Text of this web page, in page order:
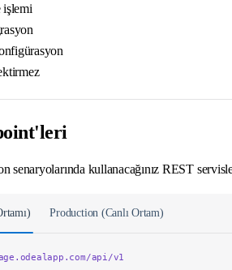
işlemi
senaryolarında kullanacağınız REST
Production (Canlı Ortam)
api/v1